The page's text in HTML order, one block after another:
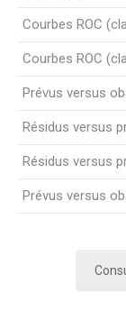
Courbes ROC
Courbes ROC
Prévus versus
Résidus versus
Résidus versus
Prévus versus